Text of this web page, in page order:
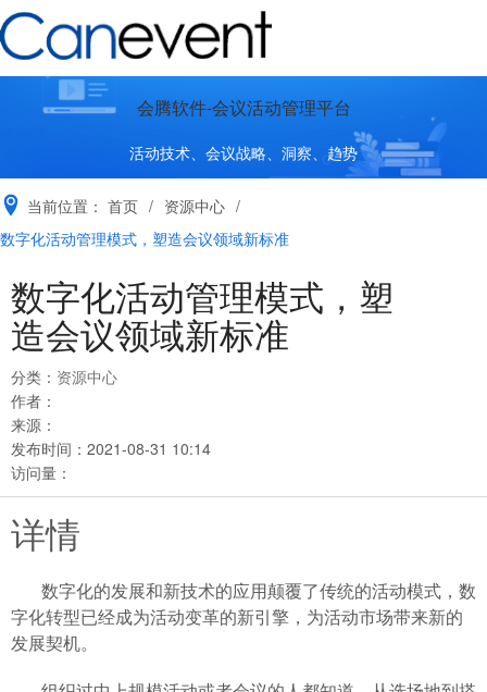
会腾软件-会议活动管理平台
活动技术、会议战略、洞察、趋势
当前位置： 首页 / 资源中心 /
数字化活动管理模式，塑造会议领域新标准
数字化活动管理模式，塑
造会议领域新标准
分类： 资源中心
作者：
来源：
发布时间： 2021-08-31 10:14
访问量：
详情
数字化的发展和新技术的应用颠覆了传统的活动模式，数
字化转型已经成为活动变革的新引擎，为活动市场带来新的
发展契机。